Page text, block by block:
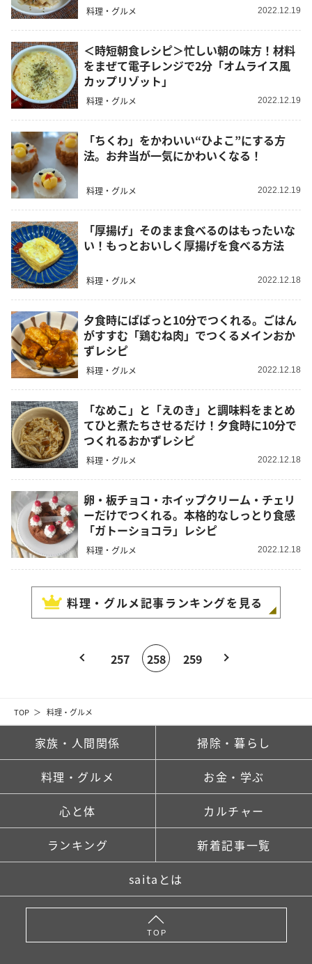
TOP 料理・グルメ
料理・グルメ 2022.12.19
＜時短朝食レシピ＞忙しい朝の味方！材料
をまぜて電子レンジで2分「オムライス風
カップリゾット」
料理・グルメ 2022.12.19
「ちくわ」をかわいい“ひよこ”にする方
法。お弁当が一気にかわいくなる！
料理・グルメ 2022.12.19
「厚揚げ」そのまま食べるのはもったいな
い！もっとおいしく厚揚げを食べる方法
料理・グルメ 2022.12.18
夕食時にぱぱっと10分でつくれる。ごはん
がすすむ「鶏むね肉」でつくるメインおか
ずレシピ
料理・グルメ 2022.12.18
「なめこ」と「えのき」と調味料をまとめ
てひと煮たちさせるだけ！夕食時に10分で
つくれるおかずレシピ
料理・グルメ 2022.12.18
卵・板チョコ・ホイップクリーム・チェリ
ーだけでつくれる。本格的なしっとり食感
「ガトーショコラ」レシピ
料理・グルメ 2022.12.18
料理・グルメ記事ランキングを見る
257 258 259
家族・人間関係 掃除・暮らし
料理・グルメ お金・学ぶ
心と体 カルチャー
ランキング 新着記事一覧
saitaとは
TOP